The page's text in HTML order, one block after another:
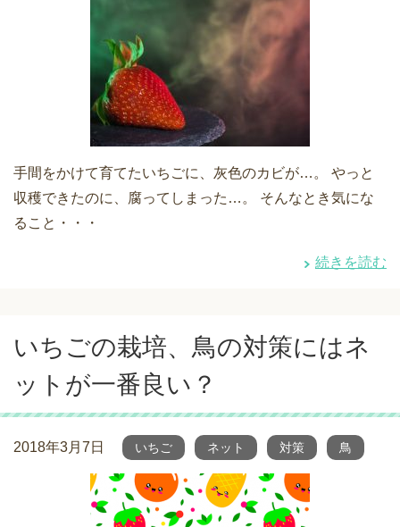
手間をかけて育てたいちごに、灰色のカビが…。 やっと
収穫できたのに、腐ってしまった…。 そんなとき気にな
ること・・・
続きを読む
いちごの栽培、鳥の対策にはネ
ットが一番良い？
2018年3月7日 いちご ネット 対策 鳥